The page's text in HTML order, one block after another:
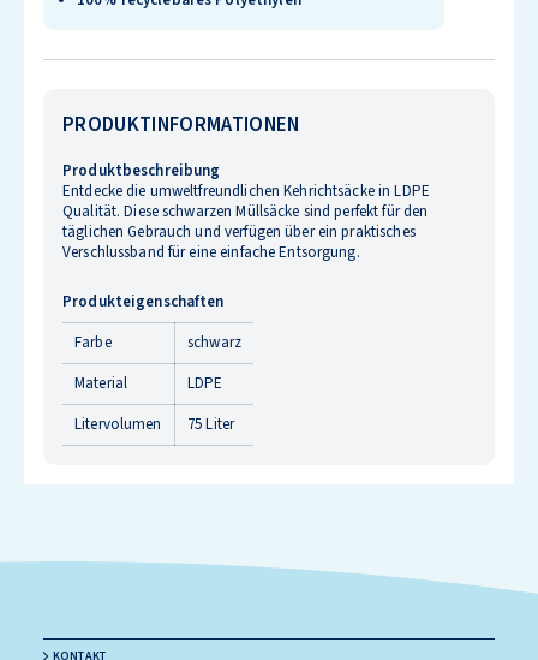
PRODUKTINFORMATIONEN
Produktbeschreibung
Entdecke die umweltfreundlichen Kehrichtsäcke in LDPE
Qualität. Diese schwarzen Müllsäcke sind perfekt für den
täglichen Gebrauch und verfügen über ein praktisches
Verschlussband für eine einfache Entsorgung.
Produkteigenschaften
Farbe
schwarz
Material
LDPE
Litervolumen
75 Liter
KONTAKT